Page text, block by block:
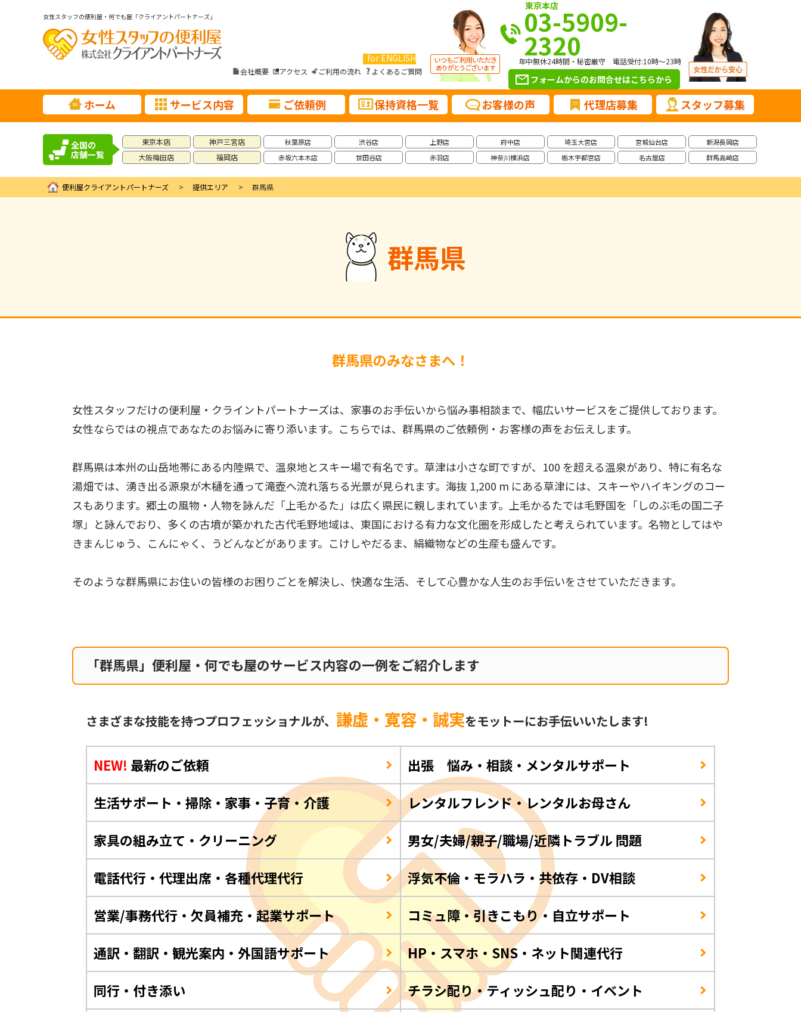
女性スタッフの便利屋・何でも屋「クライアントパートナーズ」
for ENGLISH
会社概要 アクセス ご利用の流れ よくあるご質問
東京本店
03-5909-
2320
年中無休24時間・秘密厳守 電話受付:10時～23時
フォームからのお問合せはこちらから
ホーム サービス内容 ご依頼例 保持資格一覧 お客様の声 代理店募集 スタッフ募集
全国の
店舗一覧
東京本店
大阪梅田店
神戸三宮店
福岡店
秋葉原店
赤坂六本木店
渋谷店
世田谷店
上野店
赤羽店
府中店
神奈川横浜店
埼玉大宮店
栃木宇都宮店
宮城仙台店
名古屋店
新潟長岡店
群馬高崎店
便利屋クライアントパートナーズ 提供エリア 群馬県
群馬県
群馬県のみなさまへ！
女性スタッフだけの便利屋・クライントパートナーズは、家事のお手伝いから悩み事相談まで、幅広いサービスをご提供しております。
女性ならではの視点であなたのお悩みに寄り添います。こちらでは、群馬県のご依頼例・お客様の声をお伝えします。
群馬県は本州の山岳地帯にある内陸県で、温泉地とスキー場で有名です。草津は小さな町ですが、100 を超える温泉があり、特に有名な
湯畑では、湧き出る源泉が木樋を通って滝壺へ流れ落ちる光景が見られます。海抜 1,200 m にある草津には、スキーやハイキングのコー
スもあります。郷土の風物・人物を詠んだ「上毛かるた」は広く県民に親しまれています。上毛かるたでは毛野国を「しのぶ毛の国二子
塚」と詠んでおり、多くの古墳が築かれた古代毛野地域は、東国における有力な文化圏を形成したと考えられています。名物としてはや
きまんじゅう、こんにゃく、うどんなどがあります。こけしやだるま、絹織物などの生産も盛んです。
そのような群馬県にお住いの皆様のお困りごとを解決し、快適な生活、そして心豊かな人生のお手伝いをさせていただきます。
「群馬県」便利屋・何でも屋のサービス内容の一例をご紹介します
さまざまな技能を持つプロフェッショナルが、謙虚・寛容・誠実をモットーにお手伝いいたします!
NEW! 最新のご依頼
出張 悩み・相談・メンタルサポート
生活サポート・掃除・家事・子育・介護
レンタルフレンド・レンタルお母さん
家具の組み立て・クリーニング
男女/夫婦/親子/職場/近隣トラブル 問題
電話代行・代理出席・各種代理代行
浮気不倫・モラハラ・共依存・DV相談
営業/事務代行・欠員補充・起業サポート
コミュ障・引きこもり・自立サポート
通訳・翻訳・観光案内・外国語サポート
HP・スマホ・SNS・ネット関連代行
同行・付き添い
チラシ配り・ティッシュ配り・イベント